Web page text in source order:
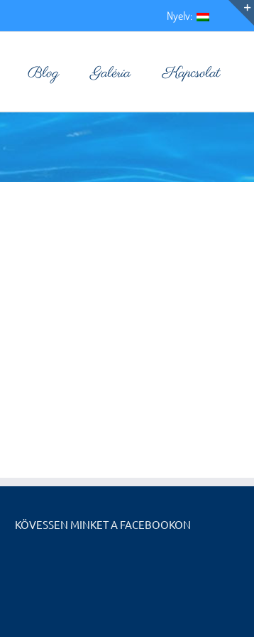
Nyelv:
Blog Galéria Kapcsolat
KÖVESSEN MINKET A FACEBOOKON